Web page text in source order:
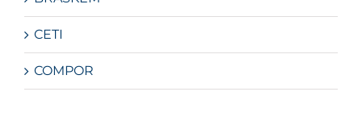
CETI
COMPOR